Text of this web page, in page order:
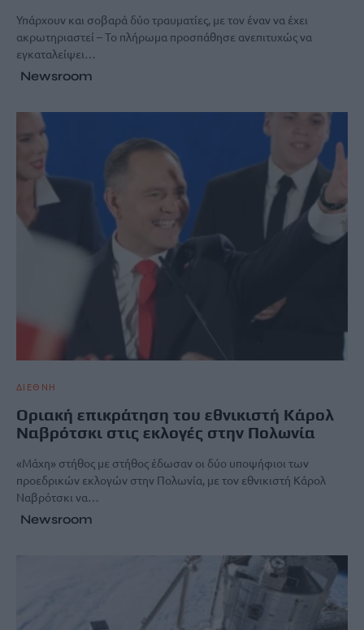
Υπάρχουν και σοβαρά δύο τραυματίες, με τον έναν να έχει
ακρωτηριαστεί – Το πλήρωμα προσπάθησε ανεπιτυχώς να
εγκαταλείψει…
Newsroom
ΔΙΕΘΝΗ
Οριακή επικράτηση του εθνικιστή Κάρολ
Ναβρότσκι στις εκλογές στην Πολωνία
«Μάχη» στήθος με στήθος έδωσαν οι δύο υποψήφιοι των
προεδρικών εκλογών στην Πολωνία, με τον εθνικιστή Κάρολ
Ναβρότσκι να…
Newsroom